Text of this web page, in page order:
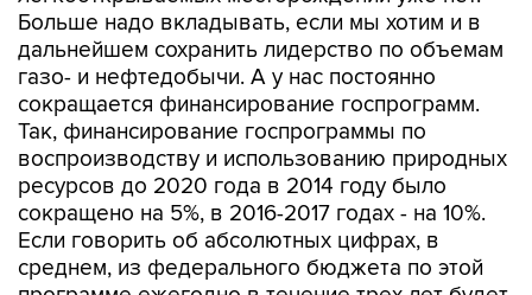
Больше надо вкладывать, если мы хотим и в
дальнейшем сохранить лидерство по объемам
газо- и нефтедобычи. А у нас постоянно
сокращается финансирование госпрограмм.
Так, финансирование госпрограммы по
воспроизводству и использованию природных
ресурсов до 2020 года в 2014 году было
сокращено на 5%, в 2016-2017 годах - на 10%.
Если говорить об абсолютных цифрах, в
среднем, из федерального бюджета по этой